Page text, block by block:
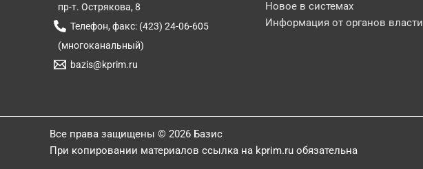
пр-т. Острякова, 8
Телефон, факс: (423) 24-06-605
(многоканальный)
bazis@kprim.ru
Новое в системах
Информация от органов власти
Все права защищены © 2026 Базис
При копировании материалов ссылка на kprim.ru обязательна